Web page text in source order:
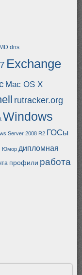
dns
Exchange
Mac OS X
rutracker.org
Windows
Server 2008 R2 ГОСы
Юмор дипломная
профили работа